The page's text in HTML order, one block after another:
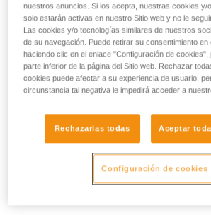
nuestros anuncios. Si los acepta, nuestras cookies y/
solo estarán activas en nuestro Sitio web y no le
Las cookies y/o tecnologías similares de nuestros
de su navegación. Puede retirar su consentimiento en
haciendo clic en el enlace "Configuración de cookies",
parte inferior de la página del Sitio web. Rechazar
cookies puede afectar a su experiencia de usuario,
circunstancia tal negativa le impedirá acceder a
Rechazarlas todas Aceptar
Configuración de cookies